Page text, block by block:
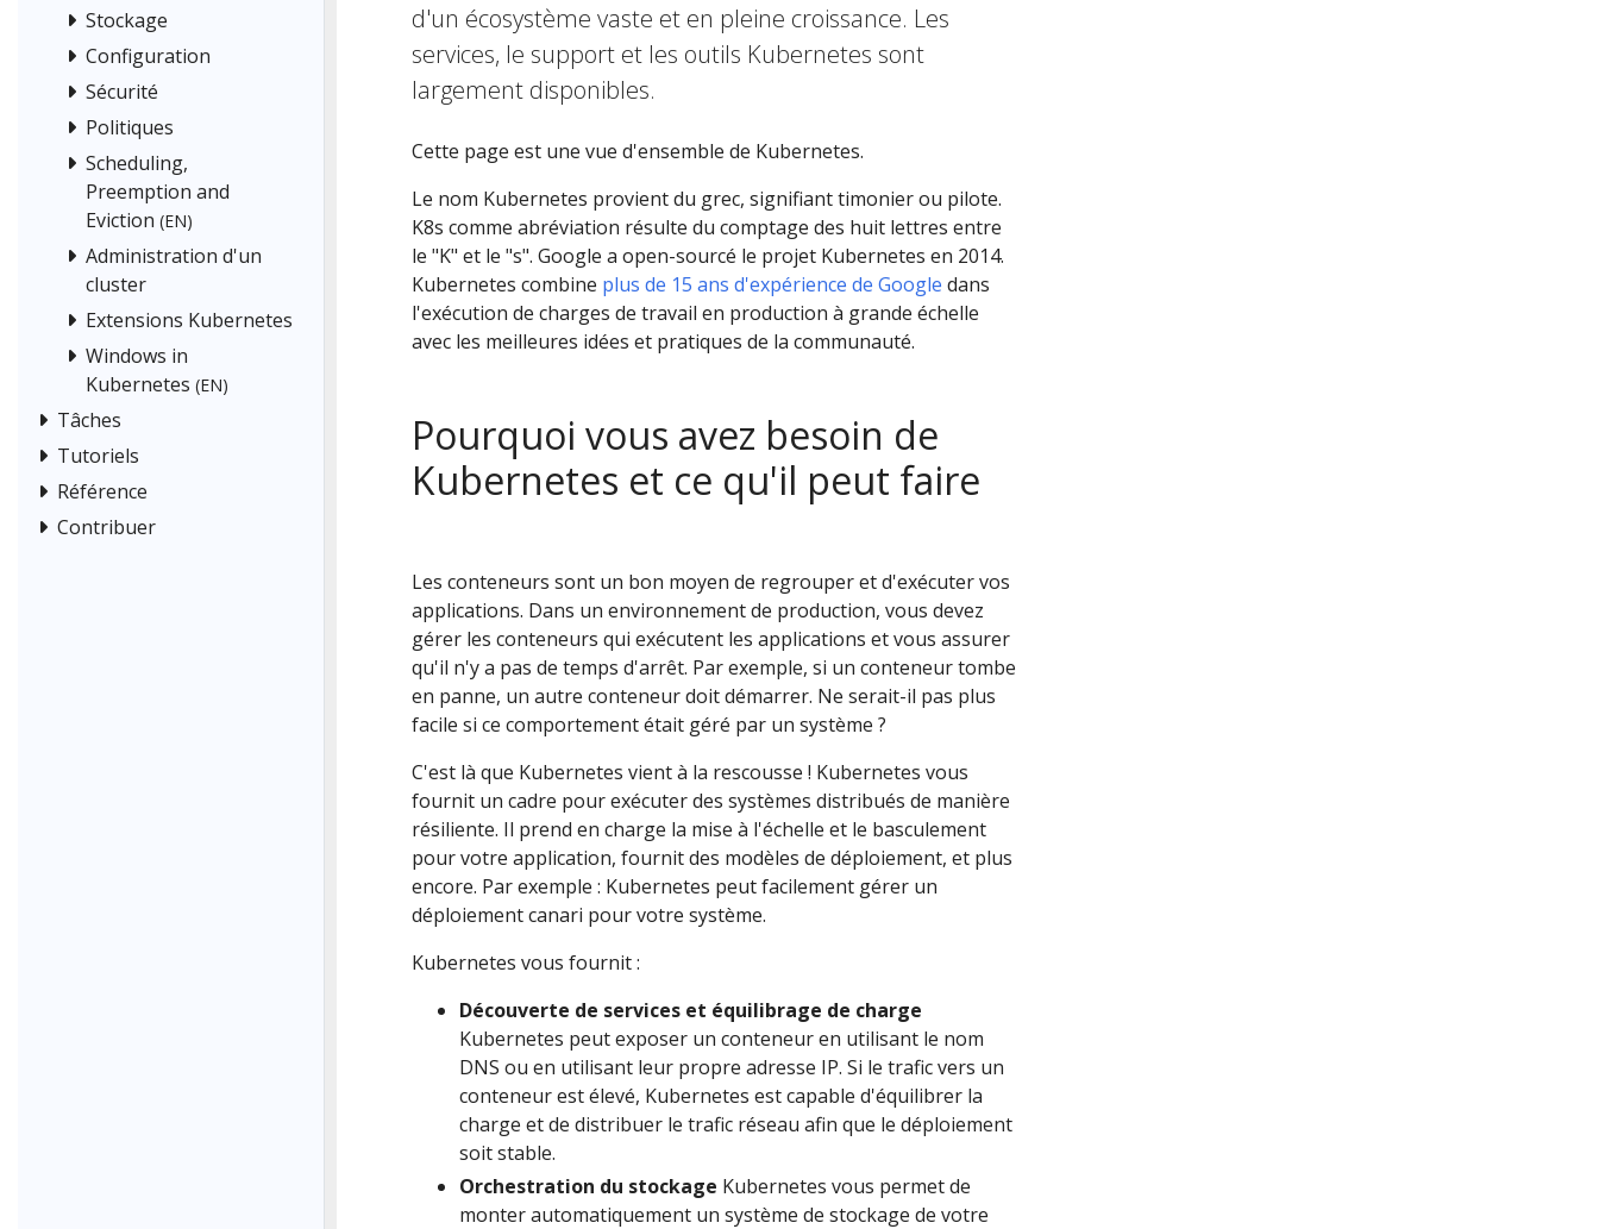
Stockage
Configuration
Sécurité
Politiques
Scheduling,
Preemption and
Eviction (EN)
Administration d'un
cluster
Extensions Kubernetes
Windows in
Kubernetes (EN)
Tâches
Tutoriels
Référence
Contribuer
d'un écosystème vaste et en pleine croissance. Les
services, le support et les outils Kubernetes sont
largement disponibles.
Cette page est une vue d'ensemble de Kubernetes.
Le nom Kubernetes provient du grec, signifiant timonier ou pilote.
K8s comme abréviation résulte du comptage des huit lettres entre
le "K" et le "s". Google a open-sourcé le projet Kubernetes en 2014.
Kubernetes combine plus de 15 ans d'expérience de Google dans
l'exécution de charges de travail en production à grande échelle
avec les meilleures idées et pratiques de la communauté.
Pourquoi vous avez besoin de
Kubernetes et ce qu'il peut faire
Les conteneurs sont un bon moyen de regrouper et d'exécuter vos
applications. Dans un environnement de production, vous devez
gérer les conteneurs qui exécutent les applications et vous assurer
qu'il n'y a pas de temps d'arrêt. Par exemple, si un conteneur tombe
en panne, un autre conteneur doit démarrer. Ne serait-il pas plus
facile si ce comportement était géré par un système ?
C'est là que Kubernetes vient à la rescousse ! Kubernetes vous
fournit un cadre pour exécuter des systèmes distribués de manière
résiliente. Il prend en charge la mise à l'échelle et le basculement
pour votre application, fournit des modèles de déploiement, et plus
encore. Par exemple : Kubernetes peut facilement gérer un
déploiement canari pour votre système.
Kubernetes vous fournit :
Découverte de services et équilibrage de charge
Kubernetes peut exposer un conteneur en utilisant le nom
DNS ou en utilisant leur propre adresse IP. Si le trafic vers un
conteneur est élevé, Kubernetes est capable d'équilibrer la
charge et de distribuer le trafic réseau afin que le déploiement
soit stable.
Orchestration du stockage Kubernetes vous permet de
monter automatiquement un système de stockage de votre